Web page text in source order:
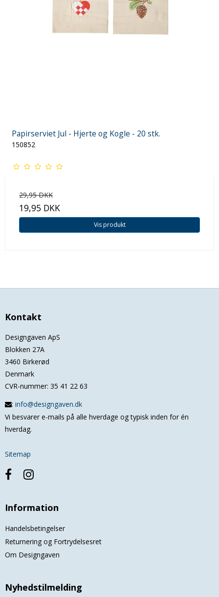
Papirserviet Jul - Hjerte og Kogle - 20 stk.
150852
29,95 DKK
19,95 DKK
Vis produkt
Kontakt
Designgaven ApS
Blokken 27A
3460 Birkerød
Denmark
CVR-nummer: 35 41 22 63
: info@designgaven.dk
Vi besvarer e-mails på alle hverdage og typisk inden for én
hverdag.
Sitemap
Information
Handelsbetingelser
Returnering og Fortrydelsesret
Om Designgaven
Nyhedstilmelding